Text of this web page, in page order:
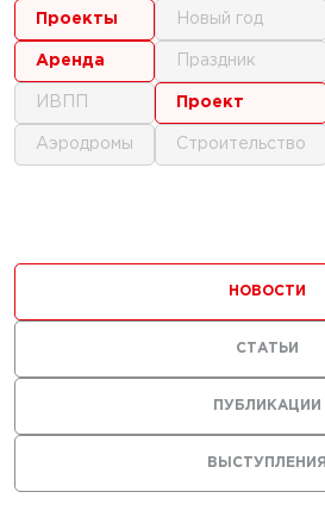
ВЫСТУПЛЕНИЯ
ПУБЛИКАЦИИ
НОВОСТИ
СТАТЬИ
проекты
аренда
ИВПП
аэродромы
новый год
праздник
проект
строительство